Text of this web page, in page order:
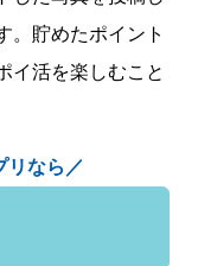
。貯めたポイント
イ活を楽しむこと
リなら／